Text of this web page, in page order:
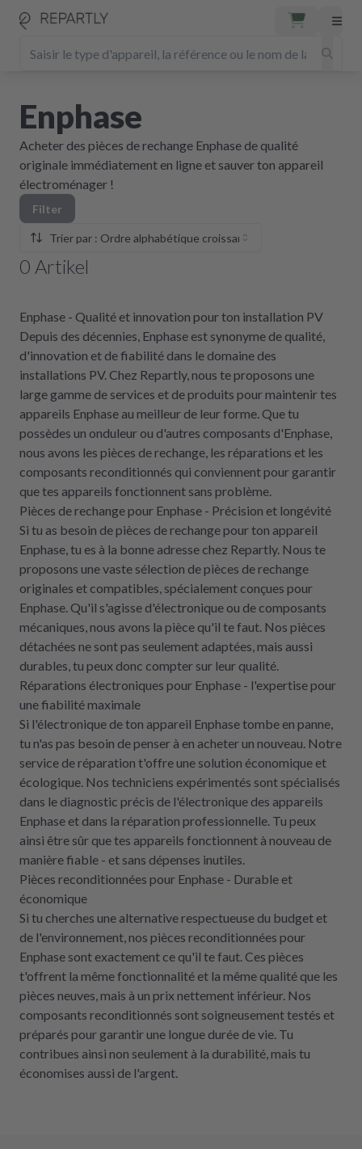
Enphase
Acheter des pièces de rechange Enphase de qualité
originale immédiatement en ligne et sauver ton appareil
électroménager !
Filter
Trier par : Ordre alphabétique croissant
0 Artikel
Enphase - Qualité et innovation pour ton installation PV
Depuis des décennies, Enphase est synonyme de qualité,
d'innovation et de fiabilité dans le domaine des
installations PV. Chez Repartly, nous te proposons une
large gamme de services et de produits pour maintenir tes
appareils Enphase au meilleur de leur forme. Que tu
possèdes un onduleur ou d'autres composants d'Enphase,
nous avons les pièces de rechange, les réparations et les
composants reconditionnés qui conviennent pour garantir
que tes appareils fonctionnent sans problème.
Pièces de rechange pour Enphase - Précision et longévité
Si tu as besoin de pièces de rechange pour ton appareil
Enphase, tu es à la bonne adresse chez Repartly. Nous te
proposons une vaste sélection de pièces de rechange
originales et compatibles, spécialement conçues pour
Enphase. Qu'il s'agisse d'électronique ou de composants
mécaniques, nous avons la pièce qu'il te faut. Nos pièces
détachées ne sont pas seulement adaptées, mais aussi
durables, tu peux donc compter sur leur qualité.
Réparations électroniques pour Enphase - l'expertise pour
une fiabilité maximale
Si l'électronique de ton appareil Enphase tombe en panne,
tu n'as pas besoin de penser à en acheter un nouveau. Notre
service de réparation t'offre une solution économique et
écologique. Nos techniciens expérimentés sont spécialisés
dans le diagnostic précis de l'électronique des appareils
Enphase et dans la réparation professionnelle. Tu peux
ainsi être sûr que tes appareils fonctionnent à nouveau de
manière fiable - et sans dépenses inutiles.
Pièces reconditionnées pour Enphase - Durable et
économique
Si tu cherches une alternative respectueuse du budget et
de l'environnement, nos pièces reconditionnées pour
Enphase sont exactement ce qu'il te faut. Ces pièces
t'offrent la même fonctionnalité et la même qualité que les
pièces neuves, mais à un prix nettement inférieur. Nos
composants reconditionnés sont soigneusement testés et
préparés pour garantir une longue durée de vie. Tu
contribues ainsi non seulement à la durabilité, mais tu
économises aussi de l'argent.